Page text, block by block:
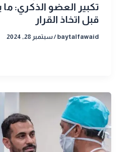
تكبير العضو الذكري:
قبل اتخاذ القرار
baytalfawaid
/سبتمبر 28, 2024